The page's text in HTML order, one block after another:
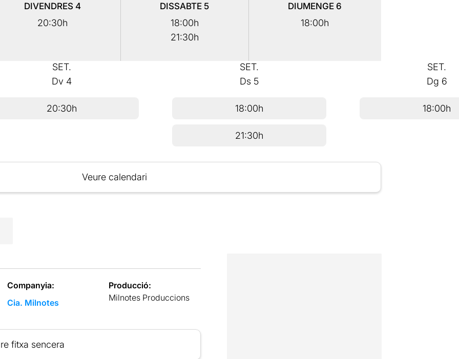
DIVENDRES4
20:30h
DISSABTE 5
18:00h
21:30h
DIUMENGE 6
18:00h
SET.
Dv 4
20:30h
SET.
Ds 5
18:00h
21:30h
SET.
Dg 6
18:00h
Veure calendari
Companyia:
Cia. Milnotes
Producció:
Milnotes Produccions
fitxa sencera